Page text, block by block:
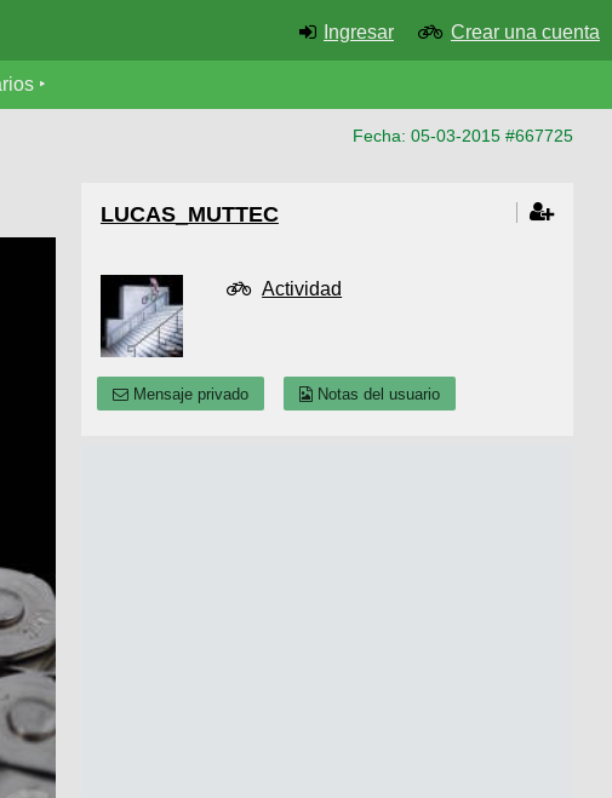
Ingresar Crear una cuenta
Fecha: 05-03-2015 #667725
LUCAS_MUTTEC
Actividad
Mensaje privado Notas del usuario